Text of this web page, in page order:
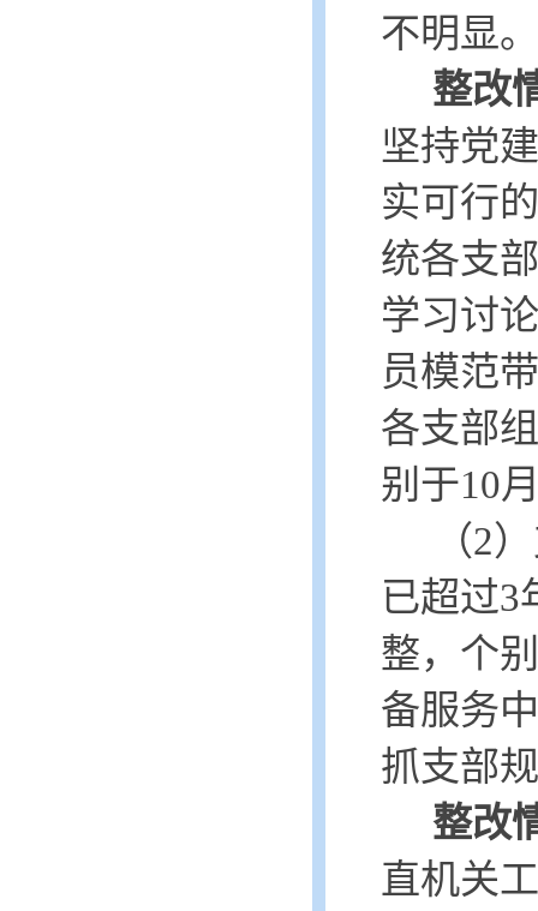
不明显。
整改
坚持党
实可行
统各支
学习讨
员模范
各支部
别于10
（2）
已超过3
整，个
备服务
抓支部
整改
直机关